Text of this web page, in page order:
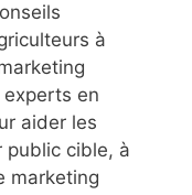
à
en
aider les
public cible, à
marketing